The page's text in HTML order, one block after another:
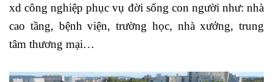
xd công nghiệp phục vụ đời sống con người như: nhà
cao tầng, bệnh viện, trường học, nhà xưởng, trung
tâm thương mại…